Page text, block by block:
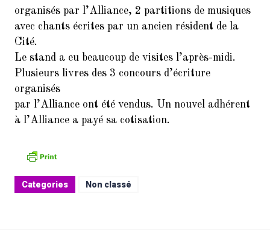
organisés par l’Alliance, 2 partitions de musiques
avec chants écrites par un ancien résident de la
Cité.
Le stand a eu beaucoup de visites l’après-midi.
Plusieurs livres des 3 concours d’écriture
organisés
par l’Alliance ont été vendus. Un nouvel adhérent
à l’Alliance a payé sa cotisation.
Categories Non classé